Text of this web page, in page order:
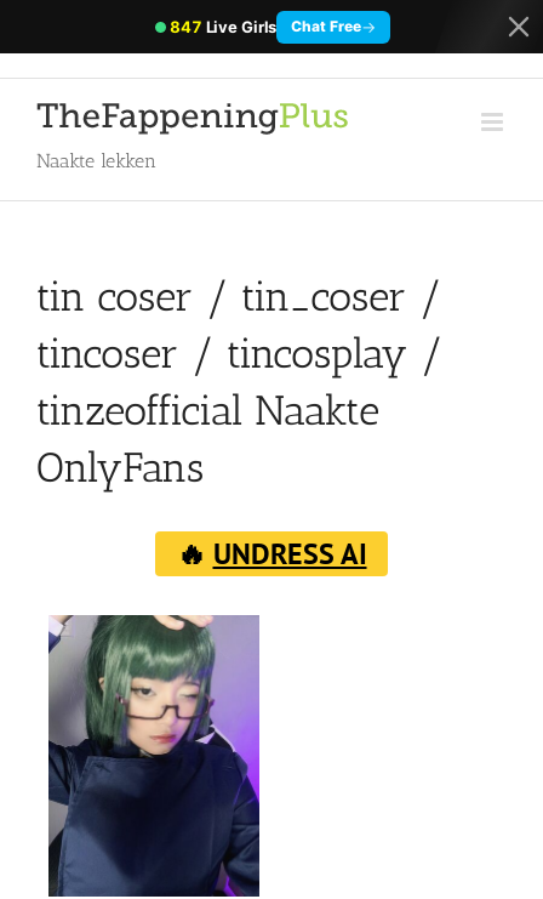
Naakte lekken
tin coser / tin_coser /
tincoser / tincosplay /
tinzeofficial Naakte
OnlyFans
🔥 UNDRESS AI
847 Live Girls Chat Free→